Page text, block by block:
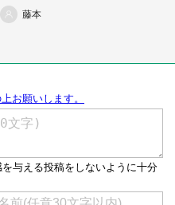
り返り...」（都道府県・年齢
性別不明）
藤本